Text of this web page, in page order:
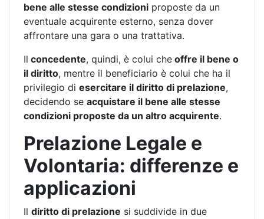
bene alle stesse condizioni proposte da un
eventuale acquirente esterno, senza dover
affrontare una gara o una trattativa.
Il concedente, quindi, è colui che offre il bene o
il diritto, mentre il beneficiario è colui che ha il
privilegio di esercitare il diritto di prelazione,
decidendo se acquistare il bene alle stesse
condizioni proposte da un altro acquirente.
Prelazione Legale e
Volontaria: differenze e
applicazioni
Il diritto di prelazione si suddivide in due